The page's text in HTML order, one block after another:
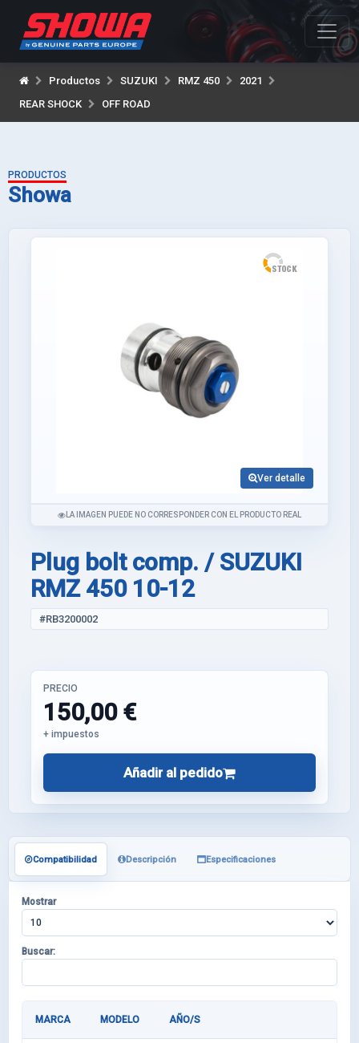
Productos SUZUKI RMZ 450
2021
REAR SHOCK
OFF ROAD
PRODUCTOS
Showa
Ver detalle
LA IMAGEN PUEDE NO CORRESPONDER CON EL PRODUCTO REAL
Plug bolt comp. / SUZUKI
RMZ 450 10-12
#RB3200002
PRECIO
150,00 €
+ impuestos
Añadir al pedido
Compatibilidad Descripción Especificaciones
Mostrar
Buscar:
MARCA MODELO AÑO/S